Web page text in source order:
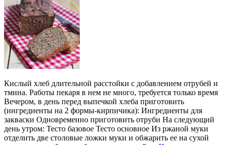
Кислый хлеб длительной расстойки с добавлением отрубей и
тмина. Работы пекаря в нем не много, требуется только время
Вечером, в день перед выпечкой хлеба приготовить
(ингредиенты на 2 формы-кирпичика): Ингредиенты для
закваски Одновременно приготовить отруби На следующий
день утром: Тесто базовое Тесто основное Из ржаной муки
отделить две столовые ложки муки и обжарить ее на сухой